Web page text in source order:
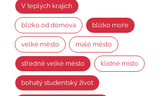
V teplých krajích
blízko od domova blízko moře
velké město malé město
středně velké město klidné místo
bohatý studentský život